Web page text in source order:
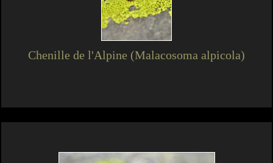
Chenille de l'Alpine (Malacosoma alpicola)